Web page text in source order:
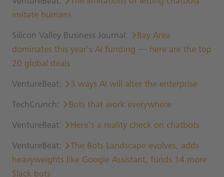
imitate humans
Silicon Valley Business Journal:
Bay Area
dominates this year’s AI funding — here are the top
20 global deals
VentureBeat: 3 ways AI will alter the enterprise
TechCrunch: Bots that work everywhere
VentureBeat: Here’s a reality check on chatbots
VentureBeat:
The Bots Landscape evolves, adds
heavyweights like Google Assistant, funds 14 more
Slack bots